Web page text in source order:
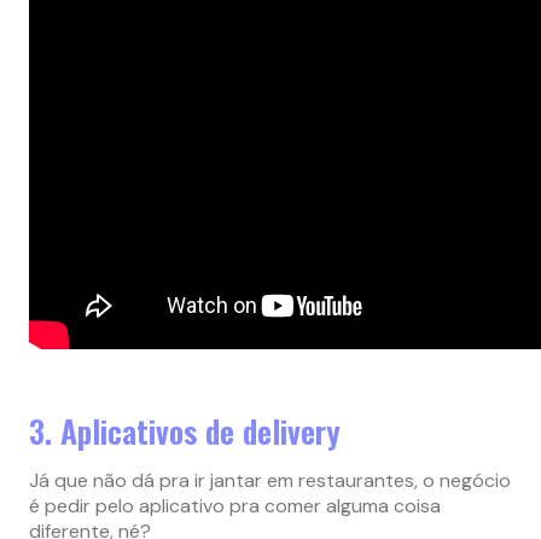
3. Aplicativos de delivery
Já que não dá pra ir jantar em restaurantes, o negócio
é pedir pelo aplicativo pra comer alguma coisa
diferente, né?